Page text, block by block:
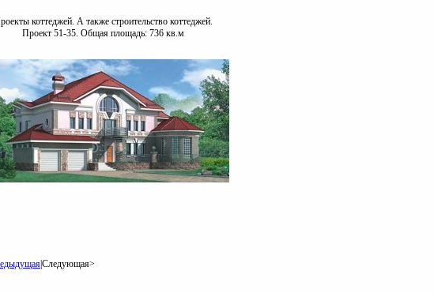
коттеджей. А также строительство коттеджей.
Проект 51-35. Общая площадь: 736 кв.м
|Следующая>